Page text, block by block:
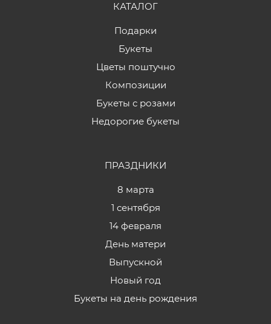
КАТАЛОГ
Подарки
Букеты
Цветы поштучно
Композиции
Букеты с розами
Недорогие букеты
ПРАЗДНИКИ
8 марта
1 сентября
14 февраля
День матери
Выпускной
Новый год
Букеты на день рождения